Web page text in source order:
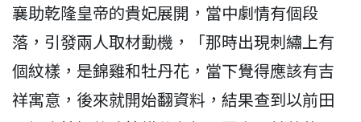
襄助乾隆皇帝的貴妃展開，當中劇情有個段
落，引發兩人取材動機，「那時出現刺繡上有
個紋樣，是錦雞和牡丹花，當下覺得應該有吉
祥寓意，後來就開始翻資料，結果查到以前田